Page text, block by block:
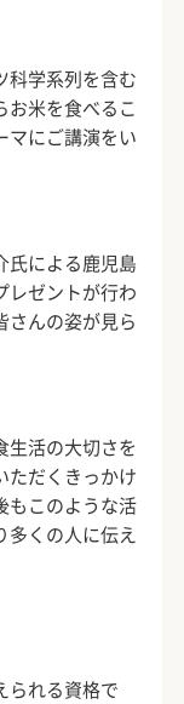
科学系列を含む
お米を食べるこ
マにご講演をい
による鹿児島
レゼントが行わ
さんの姿が見ら
生活の大切さを
ただくきっかけ
もこのような活
多くの人に伝え
られる資格で